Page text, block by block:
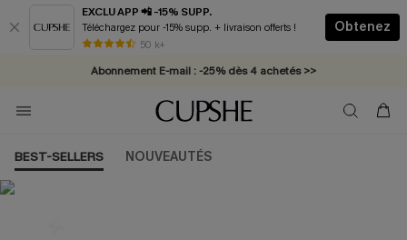
EXCLU APP 📲 -15% SUPP.
Téléchargez pour -15% supp. + livraison offerts !
50 k+
Obtenez
* Livraison éclair 2-3 jours ouvrés >>
Abonnement E-mail : -25% dès 4 achetés >>
BEST-SELLERS NOUVEAUTÉS